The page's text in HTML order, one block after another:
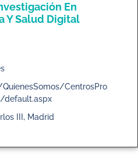
En
Y Salud Digital
CentrosPro
default.aspx
III, Madrid